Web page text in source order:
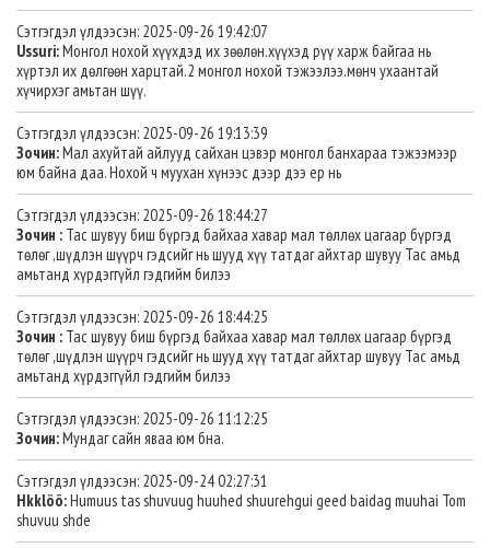
Сэтгэгдэл үлдээсэн: 2025-09-26 19:42:07
Ussuri:Монгол нохой хүүхдэд их зөөлөн.хүүхэд рүү харж байгаа нь
хүртэл их дөлгөөн харцтай.2 монгол нохой тэжээлээ.мөнч ухаантай
хүчирхэг амьтан шүү.
Сэтгэгдэл үлдээсэн: 2025-09-26 19:13:39
Зочин:Мал ахуйтай айлууд сайхан цэвэр монгол банхараа тэжээмээр
юм байна даа. Нохой ч муухан хүнээс дээр дээ ер нь
Сэтгэгдэл үлдээсэн: 2025-09-26 18:44:27
Зочин : Тас шувуу биш бүргэд байхаа хавар мал төллөх цагаар бүргэд
төлөг ,шүдлэн шүүрч гэдсийг нь шууд хүү татдаг айхтар шувуу Тас амьд
амьтанд хүрдэггүйл гэдгийм билээ
Сэтгэгдэл үлдээсэн: 2025-09-26 18:44:25
Зочин : Тас шувуу биш бүргэд байхаа хавар мал төллөх цагаар бүргэд
төлөг ,шүдлэн шүүрч гэдсийг нь шууд хүү татдаг айхтар шувуу Тас амьд
амьтанд хүрдэггүйл гэдгийм билээ
Сэтгэгдэл үлдээсэн: 2025-09-26 11:12:25
Зочин:Мундаг сайн яваа юм бна.
Сэтгэгдэл үлдээсэн: 2025-09-24 02:27:31
Hkklöö:Humuus tas shuvuug huuhed shuurehgui geed baidag muuhai Tom
shuvuu shde